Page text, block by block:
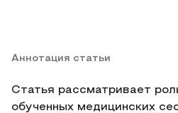
Аннотация статьи
Статья рассматривает
обученных медицинских